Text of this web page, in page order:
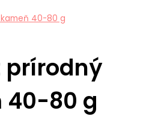
prírodný
40-80 g